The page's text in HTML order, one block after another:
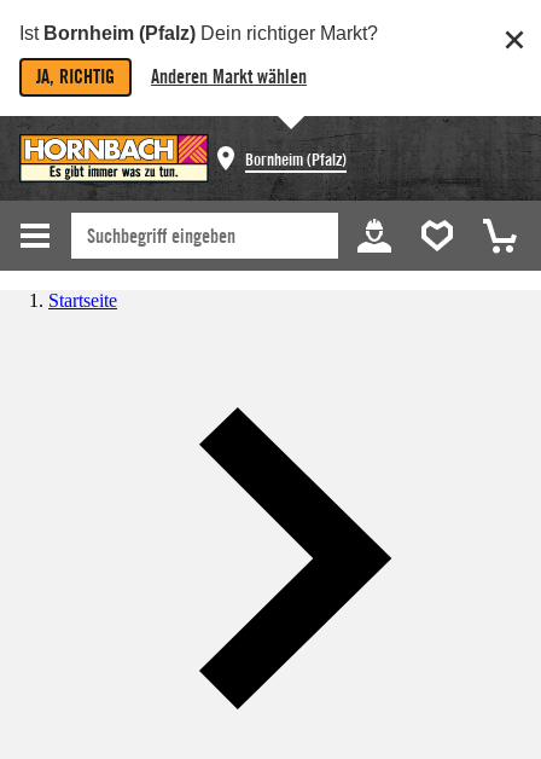
Ist Bornheim (Pfalz) Dein richtiger Markt?
JA, RICHTIG Anderen Markt wählen
Bornheim (Pfalz)
Startseite